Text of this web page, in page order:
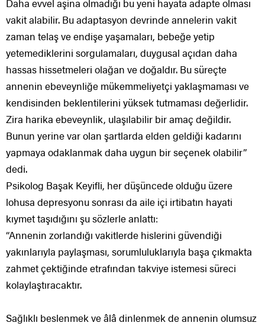
vakit alabilir. Bu adaptasyon devrinde annelerin vakit
zaman telaş ve endişe yaşamaları, bebeğe yetip
yetemediklerini sorgulamaları, duygusal açıdan daha
hassas hissetmeleri olağan ve doğaldır. Bu süreçte
annenin ebeveynliğe mükemmeliyetçi yaklaşmaması ve
kendisinden beklentilerini yüksek tutmaması değerlidir.
Zira harika ebeveynlik, ulaşılabilir bir amaç değildir.
Bunun yerine var olan şartlarda elden geldiği kadarını
yapmaya odaklanmak daha uygun bir seçenek olabilir”
dedi.
Psikolog Başak Keyifli, her düşüncede olduğu üzere
lohusa depresyonu sonrası da aile içi irtibatın hayati
kıymet taşıdığını şu sözlerle anlattı:
“Annenin zorlandığı vakitlerde hislerini güvendiği
yakınlarıyla paylaşması, sorumluluklarıyla başa çıkmakta
zahmet çektiğinde etrafından takviye istemesi süreci
kolaylaştıracaktır.
Sağlıklı beslenmek ve âlâ dinlenmek de annenin olumsuz